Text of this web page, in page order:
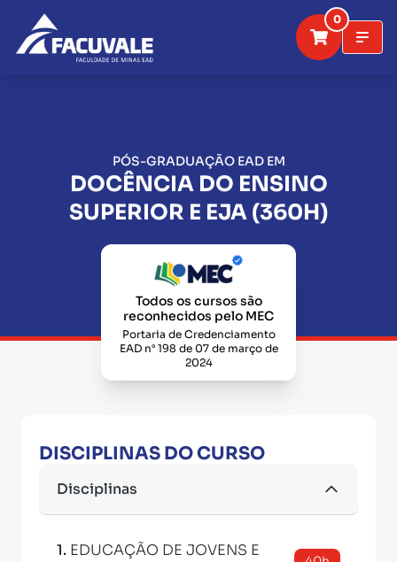
0
PÓS-GRADUAÇÃO EAD EM
DOCÊNCIA DO ENSINO
SUPERIOR E EJA (360H)
Todos os cursos são
reconhecidos pelo MEC
Portaria de Credenciamento
EAD n° 198 de 07 de março de
2024
DISCIPLINAS DO CURSO
Disciplinas
1. EDUCAÇÃO DE JOVENS E